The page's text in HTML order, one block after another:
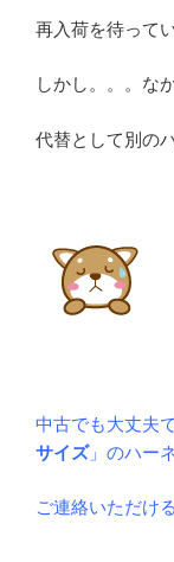
再入荷を待って
しかし。。。な
代替として別の
中古でも大丈夫
サイズ」のハー
ご連絡いただけ